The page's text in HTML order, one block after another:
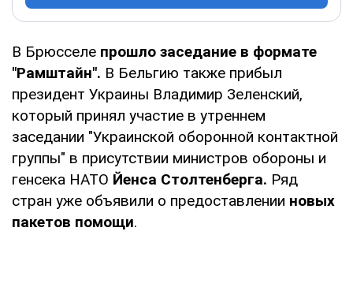
В Брюсселе прошло заседание в формате
"Рамштайн". В Бельгию также прибыл
президент Украины Владимир Зеленский,
который принял участие в утреннем
заседании "Украинской оборонной контактной
группы" в присутствии министров обороны и
генсека НАТО Йенса Столтенберга. Ряд
стран уже объявили о предоставлении новых
пакетов помощи.